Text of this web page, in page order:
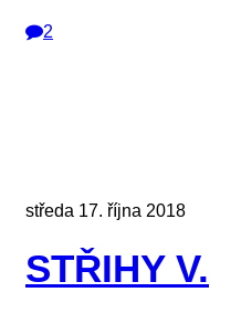
2
středa 17. října 2018
STŘIHY V.